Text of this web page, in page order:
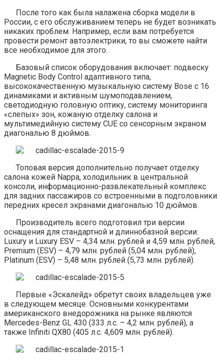
После того как была налажена сборка модели в
России, с его обслуживанием теперь не будет возникать
никаких проблем. Например, если вам потребуется
провести ремонт автоэлектрики, то вы сможете найти
все необходимое для этого.
Базовый список оборудования включает: подвеску
Magnetic Body Control адаптивного типа,
высококачественную музыкальную систему Bose с 16
динамиками и активным шумоподавлением,
светодиодную головную оптику, систему мониторинга
«слепых» зон, кожаную отделку салона и
мультимедийную систему CUE со сенсорным экраном
диагональю 8 дюймов.
Топовая версия дополнительно получает отделку
салона кожей Nappa, холодильник в центральной
консоли, информационно-развлекательный комплекс
для задних пассажиров со встроенными в подголовники
передних кресел экранами диагональю 10 дюймов.
Производитель всего подготовил три версии
оснащения для стандартной и длиннобазной версии:
Luxury и Luxury ESV – 4,34 млн. рублей и 4,59 млн. рублей,
Premium (ESV) – 4,79 млн. рублей (5,04 млн. рублей),
Platinum (ESV) – 5,48 млн. рублей (5,73 млн. рублей).
Первые «Эскалейд» обретут своих владельцев уже
в следующем месяце. Основными конкурентами
американского внедорожника на рынке являются
Mercedes-Benz GL 430 (333 л.с. – 4,2 млн. рублей), а
также Infiniti QX80 (405 л.с. 4,609 млн. рублей).